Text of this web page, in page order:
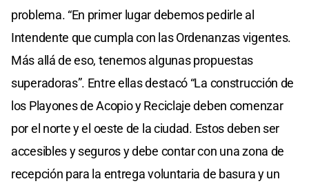
problema. “En primer lugar debemos pedirle al
Intendente que cumpla con las Ordenanzas vigentes.
Más allá de eso, tenemos algunas propuestas
superadoras”. Entre ellas destacó “La construcción de
los Playones de Acopio y Reciclaje deben comenzar
por el norte y el oeste de la ciudad. Estos deben ser
accesibles y seguros y debe contar con una zona de
recepción para la entrega voluntaria de basura y un